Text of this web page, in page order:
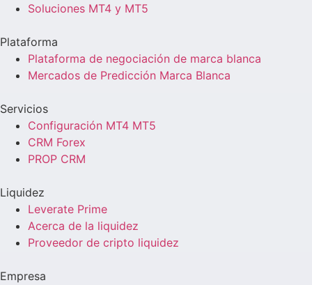
Soluciones MT4 y MT5
Plataforma
Plataforma de negociación de marca blanca
Mercados de Predicción Marca Blanca
Servicios
Configuración MT4 MT5
CRM Forex
PROP CRM
Liquidez
Leverate Prime
Acerca de la liquidez
Proveedor de cripto liquidez
Empresa